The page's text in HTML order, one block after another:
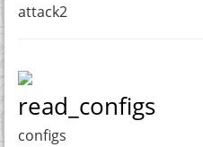
attack2
read_configs
configs